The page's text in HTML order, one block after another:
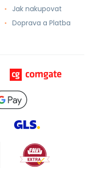
Jak nakupovat
Doprava a Platba